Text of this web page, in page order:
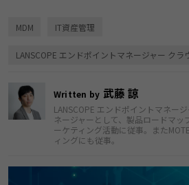
MDM IT資産管理
LANSCOPE エンドポイントマネージャー クラ
Written by 武藤 諒
LANSCOPE エンドポイントマネー
ネージャーとして、製品ロードマ
ーケティング活動に従事。また
ィングにも従事。